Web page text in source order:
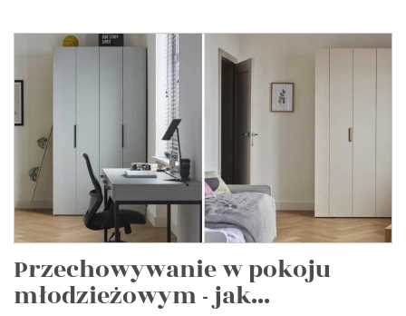
Przechowywanie w pokoju
młodzieżowym - jak...